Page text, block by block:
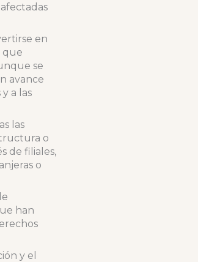
en
que
se
avance
a las
las
o
de filiales,
o
han
y el